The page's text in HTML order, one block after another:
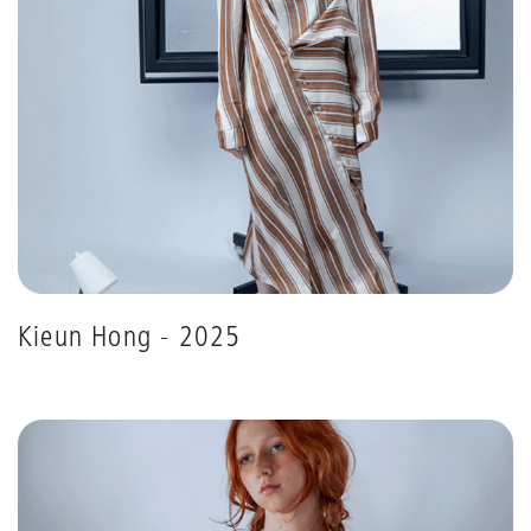
Kieun Hong - 2025